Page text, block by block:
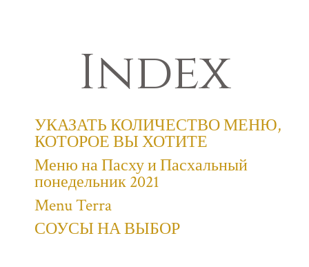
Index
УКАЗАТЬ КОЛИЧЕСТВО МЕНЮ,
КОТОРОЕ ВЫ ХОТИТЕ
Меню на Пасху и Пасхальный
понедельник 2021
Menu Terra
СОУСЫ НА ВЫБОР